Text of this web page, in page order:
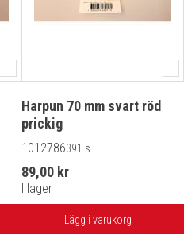
Harpun 70 mm svart röd
prickig
1012786391 s
89,00 kr
I lager
Lägg i varukorg